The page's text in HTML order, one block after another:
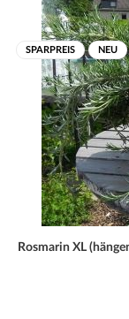
SPARPREIS NEU
Rosmarin XL